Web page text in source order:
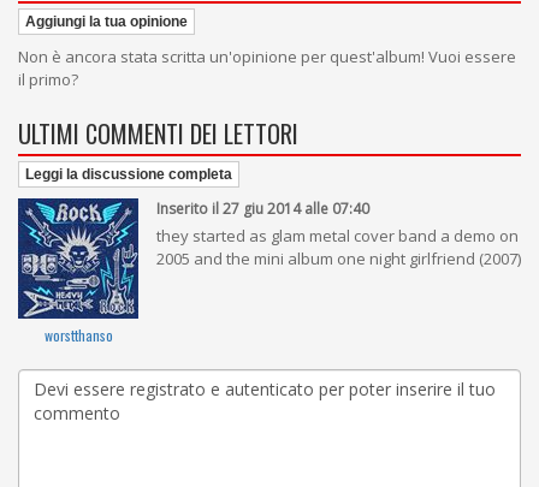
Aggiungi la tua opinione
Non è ancora stata scritta un'opinione per quest'album! Vuoi essere
il primo?
ULTIMI COMMENTI DEI LETTORI
Leggi la discussione completa
worstthanso
Inserito il 27 giu 2014 alle 07:40
they started as glam metal cover band a demo on
2005 and the mini album one night girlfriend (2007)